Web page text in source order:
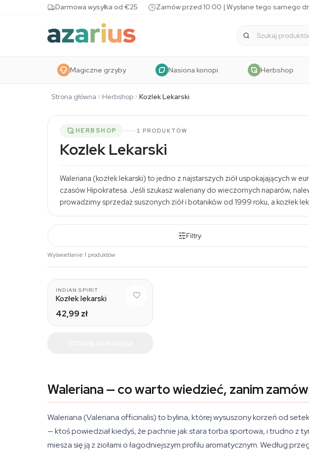
Skip to contentDarmowa wysyłka od €25 Zamów przed 10:00 | Wysłane tego samego
Magiczne grzyby Nasiona konopi Herbshop
Strona główna Herbshop Kozlek Lekarski
HERBSHOP 1 PRODUKTÓW
Kozlek Lekarski
Waleriana (kozłek lekarski) to jedno z najstarszych ziół uspokajających w
czasów Hipokratesa. Jeśli szukasz waleriany do wieczornych naparów,
prowadzimy sprzedaż suszonych ziół i botaników od 1999 roku, a kozłek
Filtry
Wyświetlanie 1 produktów
INDIAN SPIRIT
Kozłek lekarski
42,99 zł
Waleriana — co warto wiedzieć, zanim
Waleriana (Valeriana officinalis) to bylina, której wysuszony korzeń od
— ktoś powiedział kiedyś, że pachnie jak stara torba sportowa, i trudno z
miesza się ją z ziołami o łagodniejszym profilu aromatycznym. Według